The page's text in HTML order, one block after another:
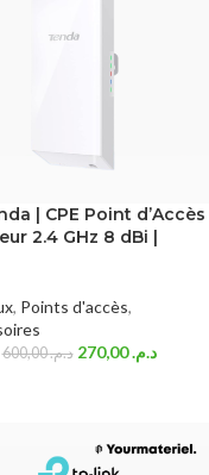
| CPE Point d’Accès
2.4 GHz 8 dBi |
, Points d'accès,
د.م.600,00 د.م.270,00